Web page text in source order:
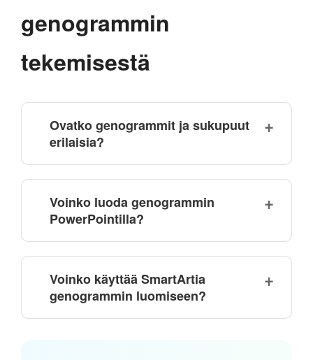
genogrammin
tekemisestä
Ovatko genogrammit ja sukupuut
erilaisia?
Voinko luoda genogrammin
PowerPointilla?
Voinko käyttää SmartArtia
genogrammin luomiseen?